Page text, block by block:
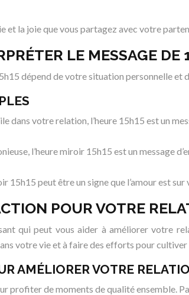
et la joie que vous partagez avec votre
LE MESSAGE DE
dépend de votre situation personnelle
dans votre relation, l’heure 15h15 est un
l’heure miroir 15h15 est un message
15h15 peut être un signe que l’amour est
POUR VOTRE
qui peut vous aider à améliorer votre
votre vie et à faire des efforts pour
AMÉLIORER VOTRE
profiter de moments de qualité ensemble.